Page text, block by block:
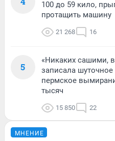
100 до 59 кило,
протащить машину
21 268 16
5
«Никаких сашими,
записала
пермское
тысяч
15 850 22
МНЕНИЕ